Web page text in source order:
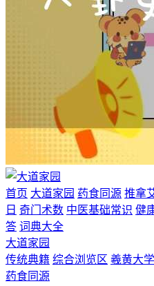
首页 大道家园 药食同源 推拿
日 奇门术数 中医基础常识 健
答 词典大全
大道家园
传统典籍 综合浏览区 羲黄大学
药食同源